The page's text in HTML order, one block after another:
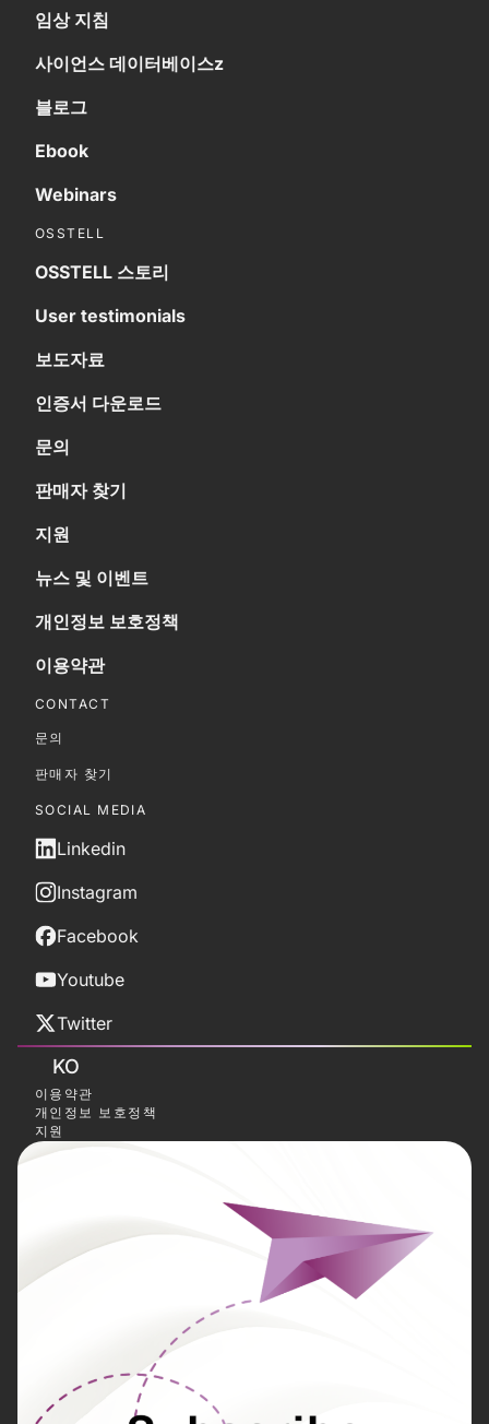
임상 지침
사이언스 데이터베이스z
블로그
Ebook
Webinars
OSSTELL
OSSTELL 스토리
User testimonials
보도자료
인증서 다운로드
문의
판매자 찾기
지원
뉴스 및 이벤트
개인정보 보호정책
이용약관
CONTACT
문의
판매자 찾기
SOCIAL MEDIA
Linkedin
Instagram
Facebook
Youtube
Twitter
KO
이용약관
개인정보 보호정책
지원